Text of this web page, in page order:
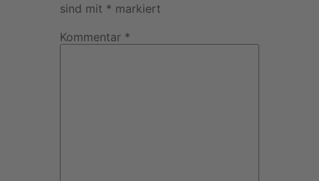
sind mit * markiert
Kommentar *